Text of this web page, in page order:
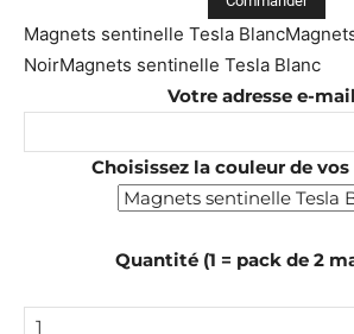
Magnets sentinelle Tesla
NoirMagnets sentinelle Tesla Blanc
Votre adresse e-
Choisissez la couleur de
Quantité (1 = pack de 2